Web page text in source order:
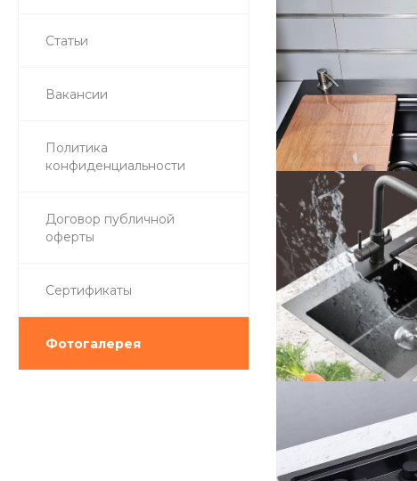
Статьи
Вакансии
Политика
конфиденциальности
Договор публичной
оферты
Сертификаты
Фотогалерея